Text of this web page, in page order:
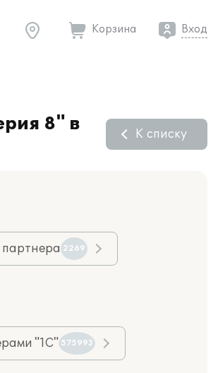
Корзина Вход
8" в
К списку
2269
"1С" 575993